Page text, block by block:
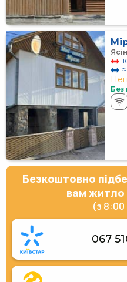
Без
Безкоштовно
вам
(з
067